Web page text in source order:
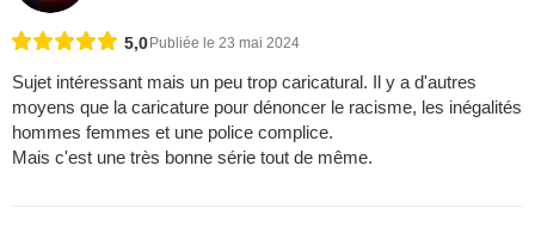
5,0Publiée le 23 mai 2024
Sujet intéressant mais un peu trop caricatural. Il y a d'autres
moyens que la caricature pour dénoncer le racisme, les inégalités
hommes femmes et une police complice.
Mais c'est une très bonne série tout de même.